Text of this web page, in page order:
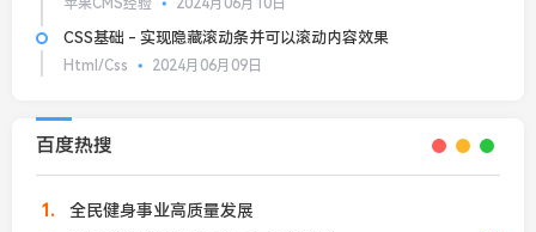
CSS基础 - 实现隐藏滚动条并可以滚动内容效果
Html/Css 2024月06月09日
百度热搜
1
全民健身事业高质量发展